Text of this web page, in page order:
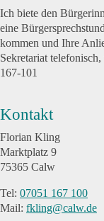
Ich biete den
eine
kommen und Ihre
Sekretariat
167-101
Kontakt
Florian Kling
Marktplatz 9
75365 Calw
Tel: 07051 167 100
Mail: fkling@calw.de